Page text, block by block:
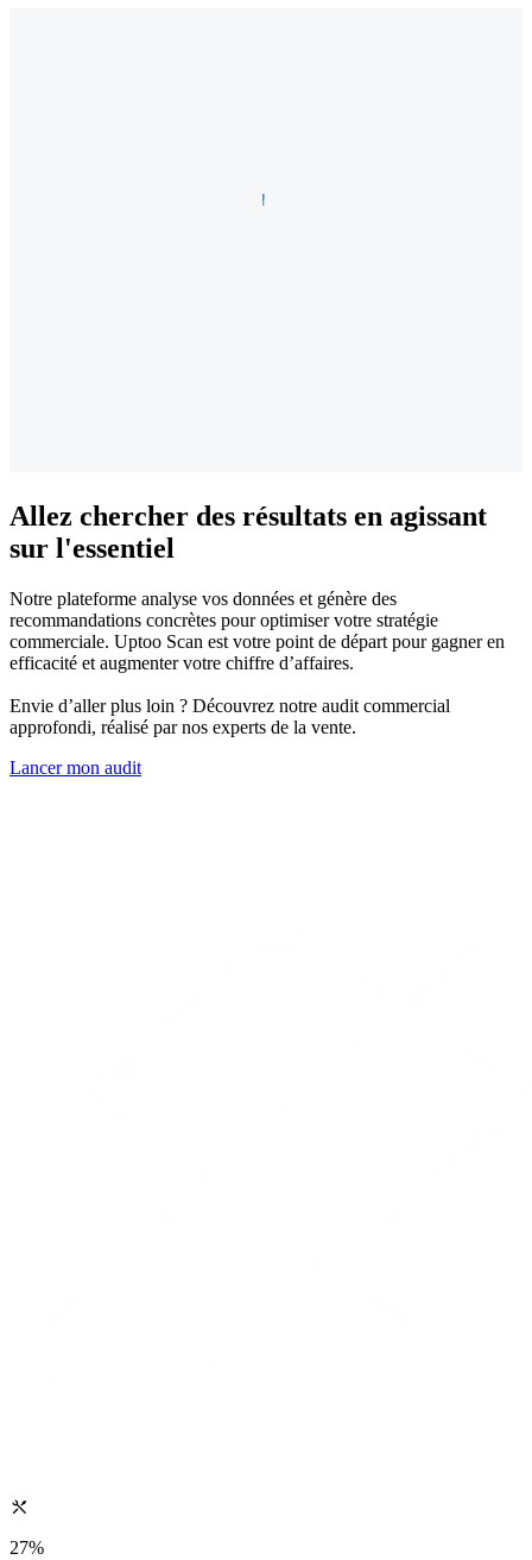
Allez chercher des résultats en agissant
sur l'essentiel
Notre plateforme analyse vos données et génère des
recommandations concrètes pour optimiser votre stratégie
commerciale. Uptoo Scan est votre point de départ pour gagner en
efficacité et augmenter votre chiffre d’affaires.
Envie d’aller plus loin ? Découvrez notre audit commercial
approfondi, réalisé par nos experts de la vente.
Lancer mon audit
27%